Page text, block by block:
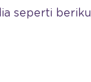
seperti